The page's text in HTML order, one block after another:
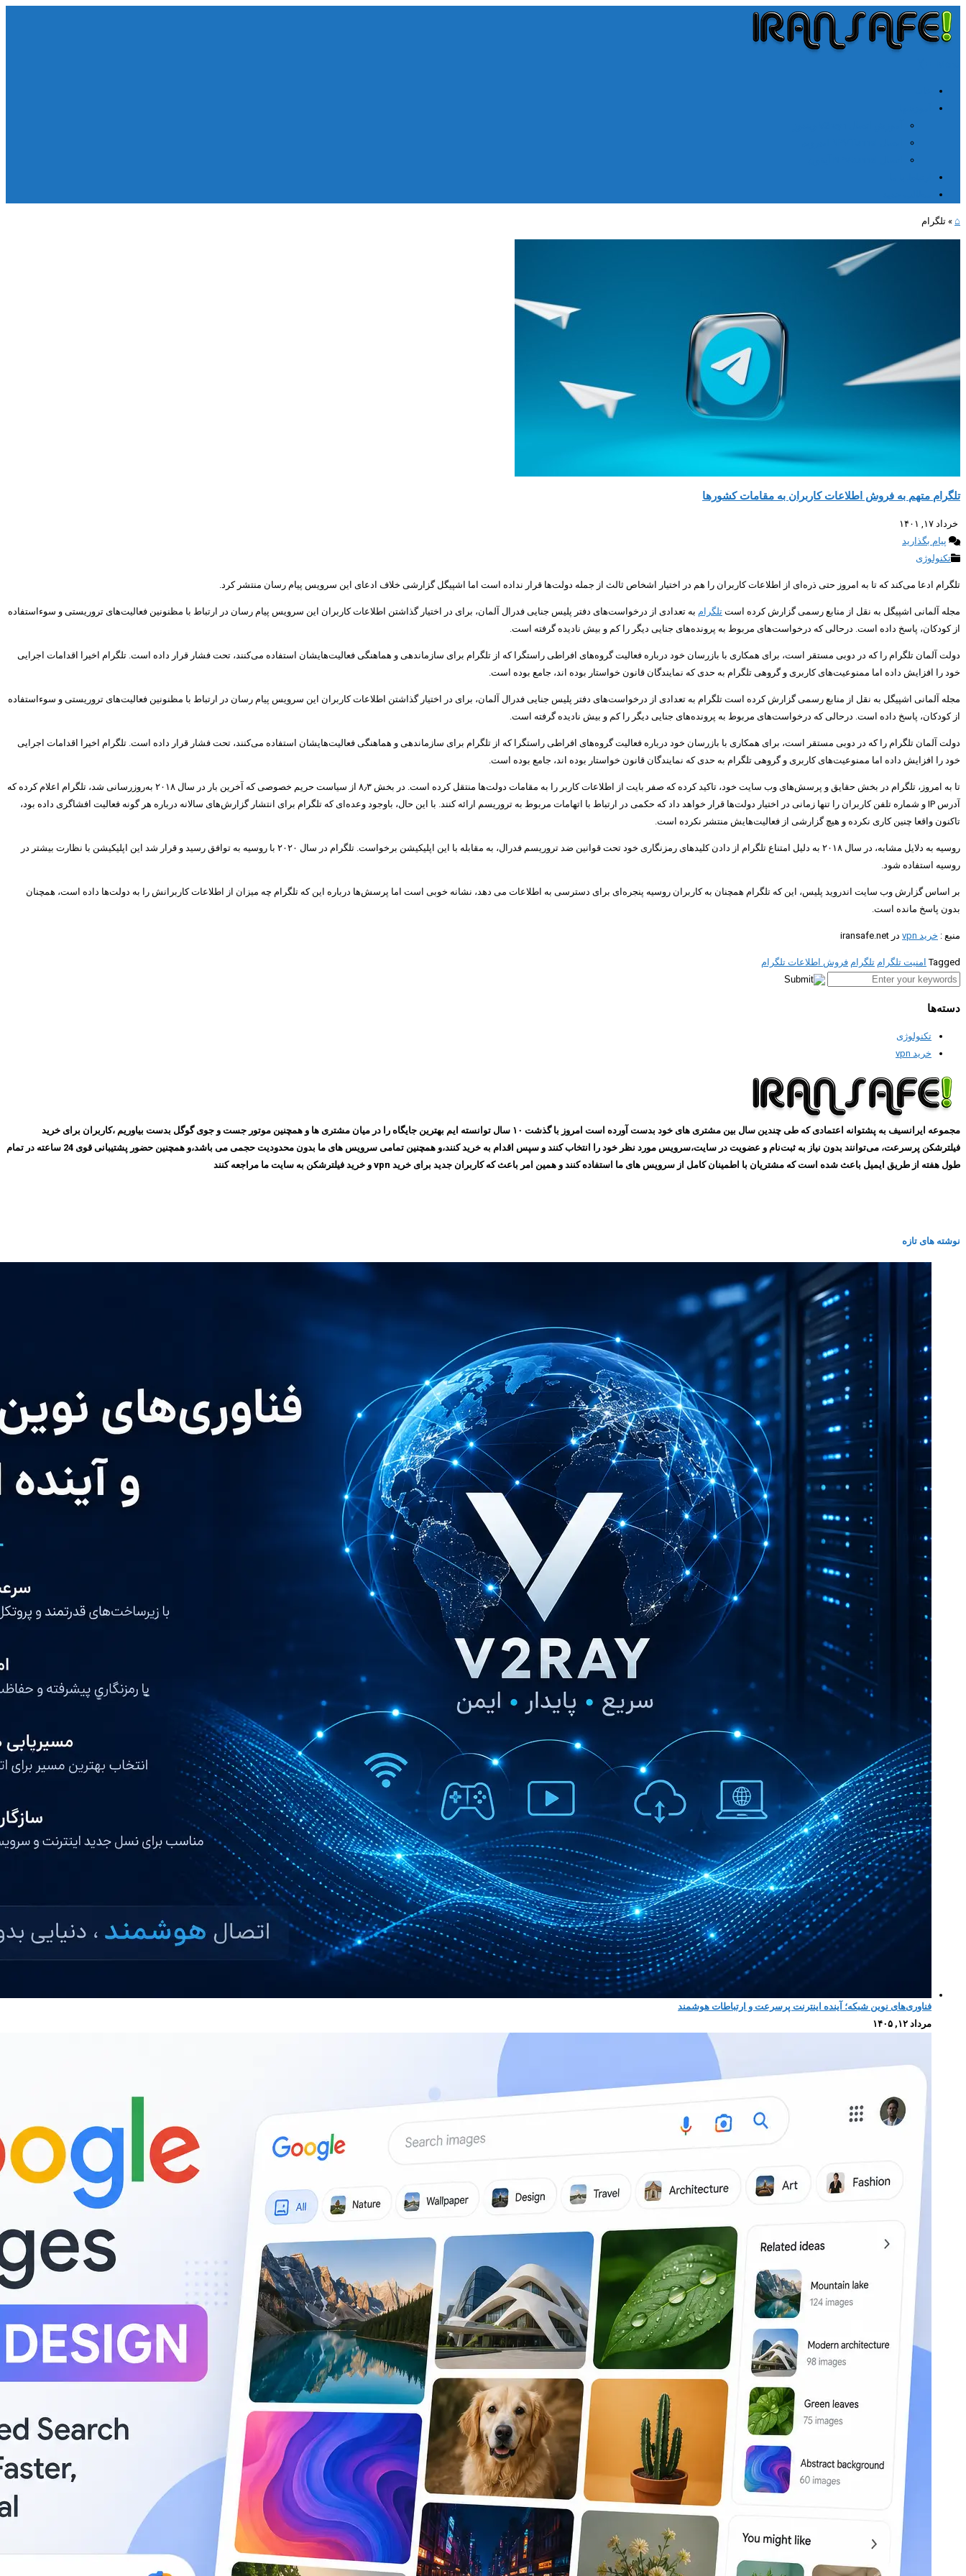
⌂
» تلگرام
تلگرام متهم به فروش اطلاعات کاربران به مقامات کشورها
خرداد ۱۷, ۱۴۰۱
پیام بگذارید
تکنولوژی
تلگرام ادعا می‌کند که تا به امروز حتی ذره‌ای از اطلاعات کاربران را هم در اختیار اشخاص ثالث از جمله دولت‌ها قرار نداده است اما اشپیگل گزارشی خلاف ادعای این سرویس پیام رسان منتشر کرد.
مجله آلمانی اشپیگل به نقل از منابع رسمی گزارش کرده است تلگرام به تعدادی از درخواست‌های دفتر پلیس جنایی فدرال آلمان، برای در اختیار گذاشتن اطلاعات کاربران این سرویس پیام رسان در ارتباط با مظنونین فعالیت‌های تروریستی و سوءاستفاده
از کودکان، پاسخ داده است. درحالی که درخواست‌های مربوط به پرونده‌های جنایی دیگر را کم و بیش نادیده گرفته است.
دولت آلمان تلگرام را که در دوبی مستقر است، برای همکاری با بازرسان خود درباره فعالیت گروه‌های افراطی راستگرا که از تلگرام برای سازماندهی و هماهنگی فعالیت‌هایشان استفاده می‌کنند، تحت فشار قرار داده است. تلگرام اخیرا اقدامات اجرایی
خود را افزایش داده اما ممنوعیت‌های کاربری و گروهی تلگرام به حدی که نمایندگان قانون خواستار بوده اند، جامع بوده است.
مجله آلمانی اشپیگل به نقل از منابع رسمی گزارش کرده است تلگرام به تعدادی از درخواست‌های دفتر پلیس جنایی فدرال آلمان، برای در اختیار گذاشتن اطلاعات کاربران این سرویس پیام رسان در ارتباط با مظنونین فعالیت‌های تروریستی و سوءاستفاده
از کودکان، پاسخ داده است. درحالی که درخواست‌های مربوط به پرونده‌های جنایی دیگر را کم و بیش نادیده گرفته است.
دولت آلمان تلگرام را که در دوبی مستقر است، برای همکاری با بازرسان خود درباره فعالیت گروه‌های افراطی راستگرا که از تلگرام برای سازماندهی و هماهنگی فعالیت‌هایشان استفاده می‌کنند، تحت فشار قرار داده است. تلگرام اخیرا اقدامات اجرایی
خود را افزایش داده اما ممنوعیت‌های کاربری و گروهی تلگرام به حدی که نمایندگان قانون خواستار بوده اند، جامع بوده است.
تا به امروز، تلگرام در بخش حقایق و پرسش‌های وب سایت خود، تاکید کرده که صفر بایت از اطلاعات کاربر را به مقامات دولت‌ها منتقل کرده است. در بخش ۸٫۳ از سیاست حریم خصوصی که آخرین بار در سال ۲۰۱۸ به‌روزرسانی شد، تلگرام اعلام کرده که
آدرس IP و شماره تلفن کاربران را تنها زمانی در اختیار دولت‌ها قرار خواهد داد که حکمی در ارتباط با اتهامات مربوط به تروریسم ارائه کنند. با این حال، باوجود وعده‌ای که تلگرام برای انتشار گزارش‌های سالانه درباره هر گونه فعالیت افشاگری داده بود،
تاکنون واقعا چنین کاری نکرده و هیچ گزارشی از فعالیت‌هایش منتشر نکرده است.
روسیه به دلایل مشابه، در سال ۲۰۱۸ به دلیل امتناع تلگرام از دادن کلیدهای رمزنگاری خود تحت قوانین ضد تروریسم فدرال، به مقابله با این اپلیکیشن برخواست. تلگرام در سال ۲۰۲۰ با روسیه به توافق رسید و قرار شد این اپلیکیشن با نظارت بیشتر در
روسیه استفاده شود.
بر اساس گزارش وب سایت اندروید پلیس، این که تلگرام همچنان به کاربران روسیه پنجره‌ای برای دسترسی به اطلاعات می دهد، نشانه خوبی است اما پرسش‌ها درباره این که تلگرام چه میزان از اطلاعات کاربرانش را به دولت‌ها داده است، همچنان
بدون پاسخ مانده است.
منبع : خرید vpn در iransafe.net
Tagged امنیت تلگرام تلگرام فروش اطلاعات تلگرام
دسته‌ها
تکنولوژی
خرید vpn
مجموعه ایرانسیف به پشتوانه اعتمادی که طی چندین سال بین مشتری های خود بدست آورده است امروز با گذشت ۱۰ سال توانسته ایم بهترین جایگاه را در میان مشتری ها و همچنین موتور جست و جوی گوگل بدست بیاوریم ،کاربران برای خرید
فیلترشکن پرسرعت، می‌توانند بدون نیاز به ثبت‌نام و عضویت در سایت،سرویس مورد نظر خود را انتخاب کنند و سپس اقدام به خرید کنند،و همچنین تمامی سرویس های ما بدون محدودیت حجمی می باشد،و همچنین حضور پشتیبانی قوی 24 ساعته در تمام
طول هفته از طریق ایمیل باعث شده است که مشتریان با اطمینان کامل از سرویس های ما استفاده کنند و همین امر باعث که کاربران جدید برای خرید vpn و خرید فیلترشکن به سایت ما مراجعه کنند
نوشته های تازه
فناوری‌های نوین شبکه؛ آینده اینترنت پرسرعت و ارتباطات هوشمند
مرداد ۱۲, ۱۴۰۵